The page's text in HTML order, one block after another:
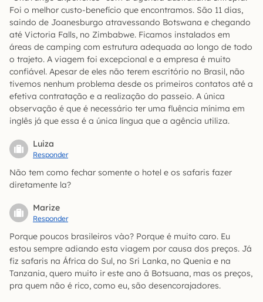
Foi o melhor custo-benefício que encontramos. São 11 dias,
saindo de Joanesburgo atravessando Botswana e chegando
até Victoria Falls, no Zimbabwe. Ficamos instalados em
áreas de camping com estrutura adequada ao longo de todo
o trajeto. A viagem foi excepcional e a empresa é muito
confiável. Apesar de eles não terem escritório no Brasil, não
tivemos nenhum problema desde os primeiros contatos até a
efetiva contratação e a realização do passeio. A única
observação é que é necessário ter uma fluência mínima em
inglês já que essa é a única língua que a agência utiliza.
Luiza
Responder
Não tem como fechar somente o hotel e os safaris fazer
diretamente la?
Marize
Responder
Porque poucos brasileiros vào? Porque é muito caro. Eu
estou sempre adiando esta viagem por causa dos preços. Já
fiz safaris na África do Sul, no Sri Lanka, no Quenia e na
Tanzania, quero muito ir este ano â Botsuana, mas os preços,
pra quem não é rico, como eu, são desencorajadores.